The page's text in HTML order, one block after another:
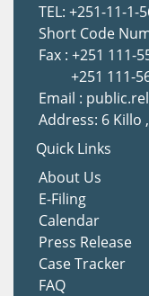
TEL: +251-11-1-
Short Code
Fax : +251 111-
+251 111-
Email :
Address: 6 Killo
Quick Links
About Us
E-Filing
Calendar
Press Release
Case Tracker
FAQ